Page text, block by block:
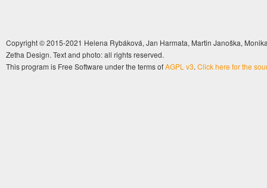
Copyright © 2015-2021 Helena Rybáková, Jan Harmata, Martin Janoška,
Zetha Design. Text and photo: all rights reserved.
This program is Free Software under the terms ofAGPL v3. Click here for the